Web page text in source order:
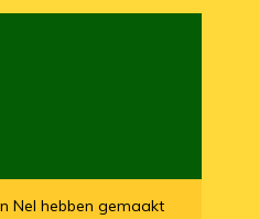
Nel hebben gemaakt